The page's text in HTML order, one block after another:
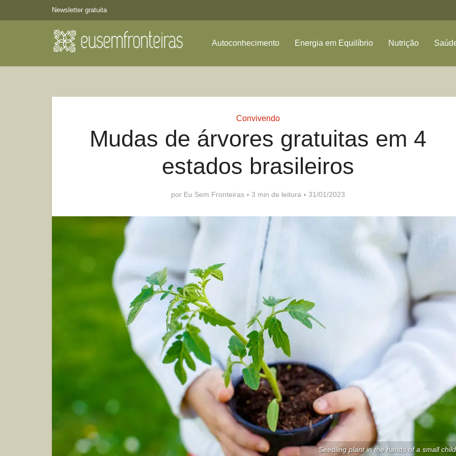
Newsletter gratuita
Autoconhecimento Energia em Equilíbrio Nutrição
Convivendo
Mudas de árvores gratuitas em 4
estados brasileiros
por Eu Sem Fronteiras 3 min de leitura 31/01/2023
Seedling plant in the hands of a small